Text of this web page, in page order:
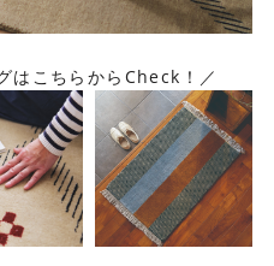
はこちらからCheck！／